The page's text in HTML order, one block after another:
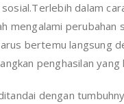
dalam
mengalami
bertemu langsung
penghasilan yang
dengan